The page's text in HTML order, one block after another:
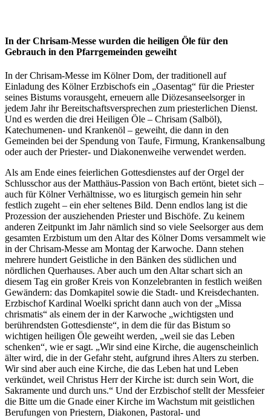
In der Chrisam-Messe wurden die heiligen Öle für den
Gebrauch in den Pfarrgemeinden geweiht
In der Chrisam-Messe im Kölner Dom, der traditionell auf
Einladung des Kölner Erzbischofs ein „Oasentag“ für die Priester
seines Bistums vorausgeht, erneuern alle Diözesanseelsorger in
jedem Jahr ihr Bereitschaftsversprechen zum priesterlichen Dienst.
Und es werden die drei Heiligen Öle – Chrisam (Salböl),
Katechumenen- und Krankenöl – geweiht, die dann in den
Gemeinden bei der Spendung von Taufe, Firmung, Krankensalbung
oder auch der Priester- und Diakonenweihe verwendet werden.
Als am Ende eines feierlichen Gottesdienstes auf der Orgel der
Schlusschor aus der Matthäus-Passion von Bach ertönt, bietet sich –
auch für Kölner Verhältnisse, wo es liturgisch gemein hin sehr
festlich zugeht – ein eher seltenes Bild. Denn endlos lang ist die
Prozession der ausziehenden Priester und Bischöfe. Zu keinem
anderen Zeitpunkt im Jahr nämlich sind so viele Seelsorger aus dem
gesamten Erzbistum um den Altar des Kölner Doms versammelt wie
in der Chrisam-Messe am Montag der Karwoche. Dann stehen
mehrere hundert Geistliche in den Bänken des südlichen und
nördlichen Querhauses. Aber auch um den Altar schart sich an
diesem Tag ein großer Kreis von Konzelebranten in festlich weißen
Gewändern: das Domkapitel sowie die Stadt- und Kreisdechanten.
Erzbischof Kardinal Woelki spricht dann auch von der „Missa
chrismatis“ als einem der in der Karwoche „wichtigsten und
berührendsten Gottesdienste“, in dem die für das Bistum so
wichtigen heiligen Öle geweiht werden, „weil sie das Leben
schenken“, wie er sagt. „Wir sind eine Kirche, die augenscheinlich
älter wird, die in der Gefahr steht, aufgrund ihres Alters zu sterben.
Wir sind aber auch eine Kirche, die das Leben hat und Leben
verkündet, weil Christus Herr der Kirche ist: durch sein Wort, die
Sakramente und durch uns.“ Und der Erzbischof stellt der Messfeier
die Bitte um die Gnade einer Kirche im Wachstum mit geistlichen
Berufungen von Priestern, Diakonen, Pastoral- und